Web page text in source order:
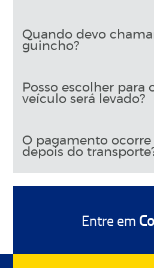
Quando devo
guincho?
Posso escolher para
veículo será levado?
O pagamento ocorre
depois do
Entre em